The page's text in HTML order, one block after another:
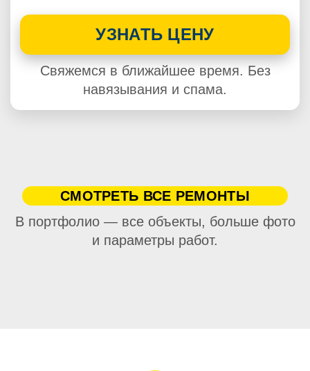
УЗНАТЬ ЦЕНУ
Свяжемся в ближайшее время. Без
навязывания и спама.
СМОТРЕТЬ ВСЕ РЕМОНТЫ
В портфолио — все объекты, больше фото
и параметры работ.